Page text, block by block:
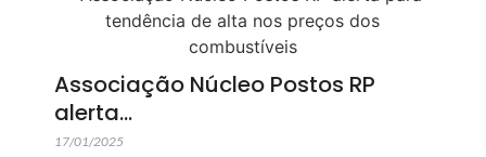
Associação Núcleo Postos RP
alerta…
17/01/2025